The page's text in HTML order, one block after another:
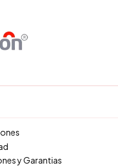
y Garantias